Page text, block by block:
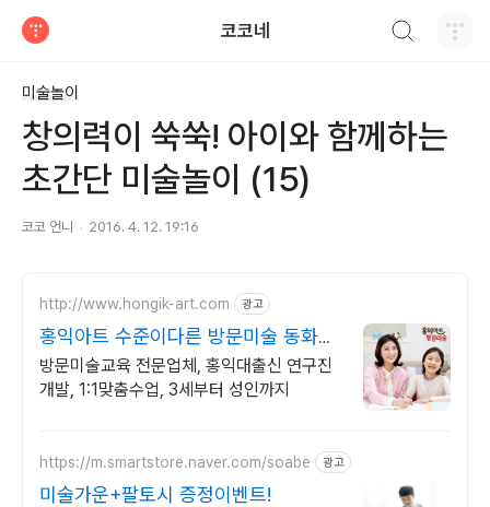
코코네
미술놀이
창의력이 쑥쑥! 아이와 함께하는
초간단 미술놀이 (15)
코코 언니 2016. 4. 12. 19:16
http://www.hongik-art.com 광고
홍익아트 수준이다른 방문미술 동화미
술 예비초등 교과서연계
방문미술교육 전문업체, 홍익대출신 연구진
개발, 1:1맞춤수업, 3세부터 성인까지
https://m.smartstore.naver.com/soabe 광고
미술가운+팔토시 증정이벤트!